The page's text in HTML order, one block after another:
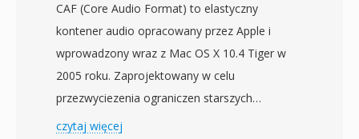
punkty poczatku i konca petli, petle sustain,
petle release i przypisania nut podstawowych
MIDI. Sprawia to, ze pliki SMP bylay
bezposrednio przydatne do tworzenia i
wymiany patchow miedzy samplerami
sprzetowymi przez transfery MIDI Sample
CAF (Core Audio Format) to elastyczny
kontener audio opracowany przez Apple i
wprowadzony wraz z Mac OS X 10.4 Tiger w
2005 roku. Zaprojektowany w celu
przezwyciezenia ograniczen starszych
formatow, CAF eliminuje pułap rozmiaru pliku
czytaj więcej